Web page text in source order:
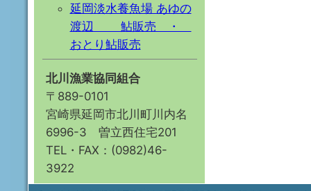
延岡淡水養魚場 あゆの
渡辺 鮎販売 ・
おとり鮎販売
北川漁業協同組合
〒889-0101
宮崎県延岡市北川町川内名
6996-3 曽立西住宅201
TEL・FAX：(0982)46-
3922